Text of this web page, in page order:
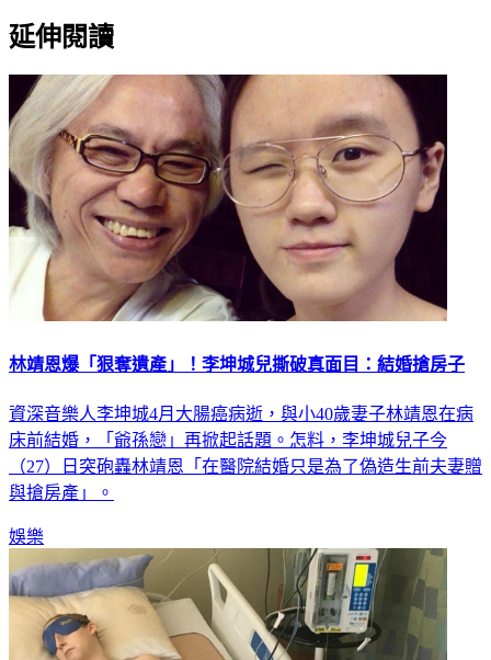
延伸閱讀
林靖恩爆「狠奪遺產」！李坤城兒撕破真面目：結婚搶房子
資深音樂人李坤城4月大腸癌病逝，與小40歲妻子林靖恩在病
床前結婚，「爺孫戀」再掀起話題。怎料，李坤城兒子今
（27）日突砲轟林靖恩「在醫院結婚只是為了偽造生前夫妻贈
與搶房產」。
娛樂